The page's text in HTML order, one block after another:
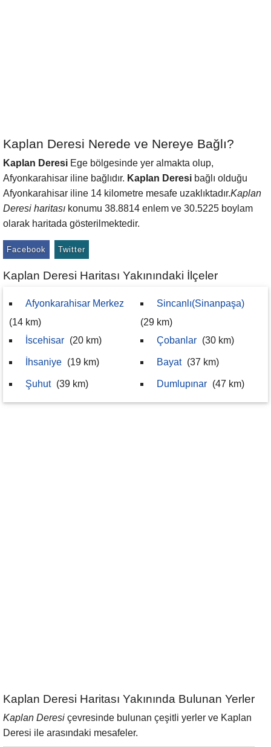
Kaplan Deresi Nerede ve Nereye Bağlı?
Kaplan Deresi Ege bölgesinde yer almakta olup,
Afyonkarahisar iline bağlıdır. Kaplan Deresi bağlı olduğu
Afyonkarahisar iline 14 kilometre mesafe uzaklıktadır.Kaplan
Deresi haritası konumu 38.8814 enlem ve 30.5225 boylam
olarak haritada gösterilmektedir.
Facebook Twitter
Kaplan Deresi Haritası Yakınındaki İlçeler
Afyonkarahisar Merkez
(14 km)
İscehisar (20 km)
İhsaniye (19 km)
Şuhut (39 km)
Sincanlı(Sinanpaşa)
(29 km)
Çobanlar (30 km)
Bayat (37 km)
Dumlupınar (47 km)
Kaplan Deresi Haritası Yakınında Bulunan Yerler
Kaplan Deresi çevresinde bulunan çeşitli yerler ve Kaplan
Deresi ile arasındaki mesafeler.